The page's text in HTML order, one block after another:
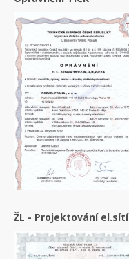
ŽL - Projektování el.sítí